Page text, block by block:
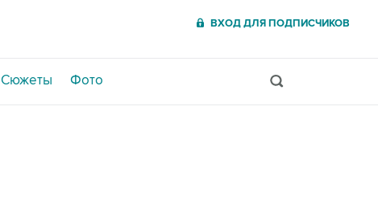
ВХОД ДЛЯ ПОДПИСЧИКОВ
Сюжеты Фото